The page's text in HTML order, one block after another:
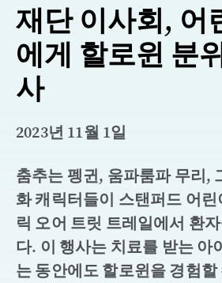
재단 이사회, 어
에게 할로윈 분
사
2023년 11월 1일
춤추는 펭귄, 움파룸파 무리,
화 캐릭터들이 스탠퍼드 어
릭 오어 트릿 트레일에서 환
다. 이 행사는 치료를 받는 아
는 동안에도 할로윈을 경험